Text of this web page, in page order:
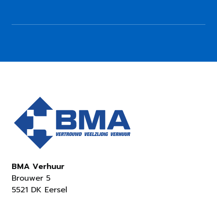
BMA Verhuur
Brouwer 5
5521 DK Eersel